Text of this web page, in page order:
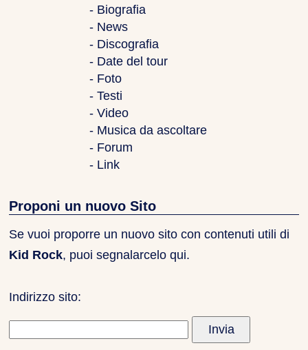
- Biografia
- News
- Discografia
- Date del tour
- Foto
- Testi
- Video
- Musica da ascoltare
- Forum
- Link
Proponi un nuovo Sito
Se vuoi proporre un nuovo sito con contenuti utili di
Kid Rock, puoi segnalarcelo qui.
Indirizzo sito: